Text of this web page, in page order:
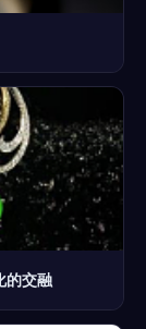
的交融